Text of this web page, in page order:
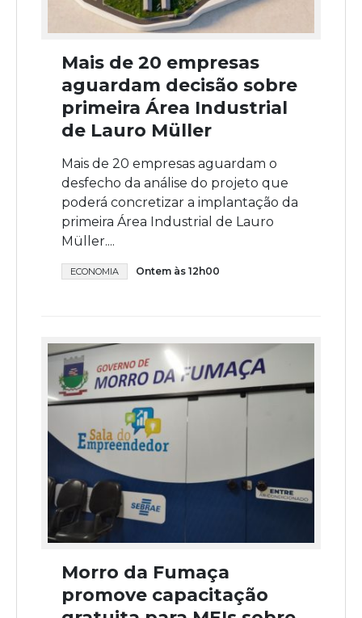
Mais de 20 empresas
aguardam decisão sobre
primeira Área Industrial
de Lauro Müller
Mais de 20 empresas aguardam o
desfecho da análise do projeto que
poderá concretizar a implantação da
primeira Área Industrial de Lauro
Müller....
ECONOMIA Ontem às 12h00
Morro da Fumaça
promove capacitação